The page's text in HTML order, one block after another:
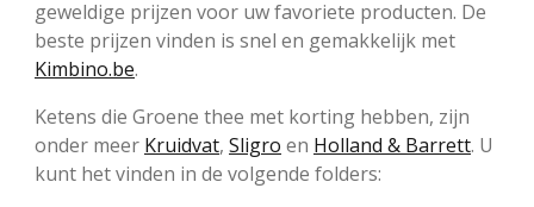
geweldige prijzen voor uw favoriete producten. De
beste prijzen vinden is snel en gemakkelijk met
Kimbino.be.
Ketens die Groene thee met korting hebben, zijn
onder meer Kruidvat, Sligro en Holland & Barrett. U
kunt het vinden in de volgende folders: